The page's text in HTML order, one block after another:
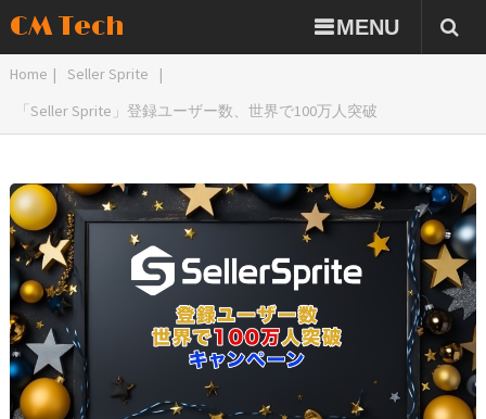
CM Tech MENU
Home | Seller Sprite
|
「Seller Sprite」登録ユーザー数、世界で100万人突破